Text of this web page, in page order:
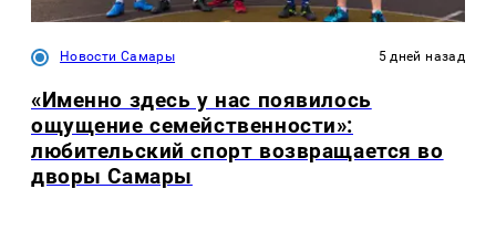
Новости Самары 5 дней назад
«Именно здесь у нас появилось
ощущение семейственности»:
любительский спорт возвращается во
дворы Самары